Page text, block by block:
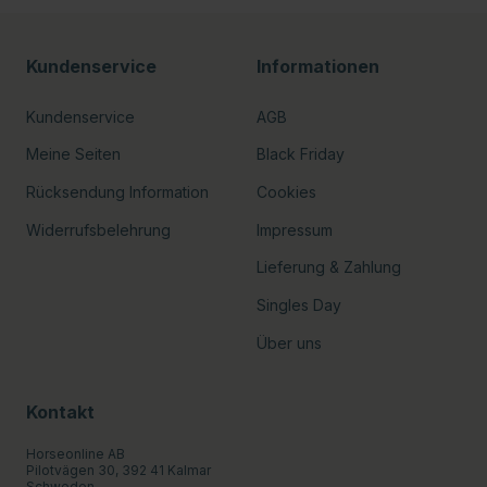
Kundenservice
Kundenservice
Meine Seiten
Rücksendung Information
Widerrufsbelehrung
Informationen
AGB
Black Friday
Cookies
Impressum
Lieferung & Zahlung
Singles Day
Über uns
Kontakt
Horseonline AB
Pilotvägen 30, 392 41 Kalmar